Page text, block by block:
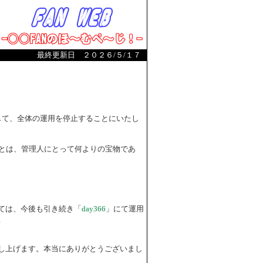
最終更新日 ２０２６/５/１７
、全体の運用を停止することにいたし
は、管理人にとって何よりの宝物であ
は、今後も引き続き「 day366 」にて運用
げます。本当にありがとうございまし